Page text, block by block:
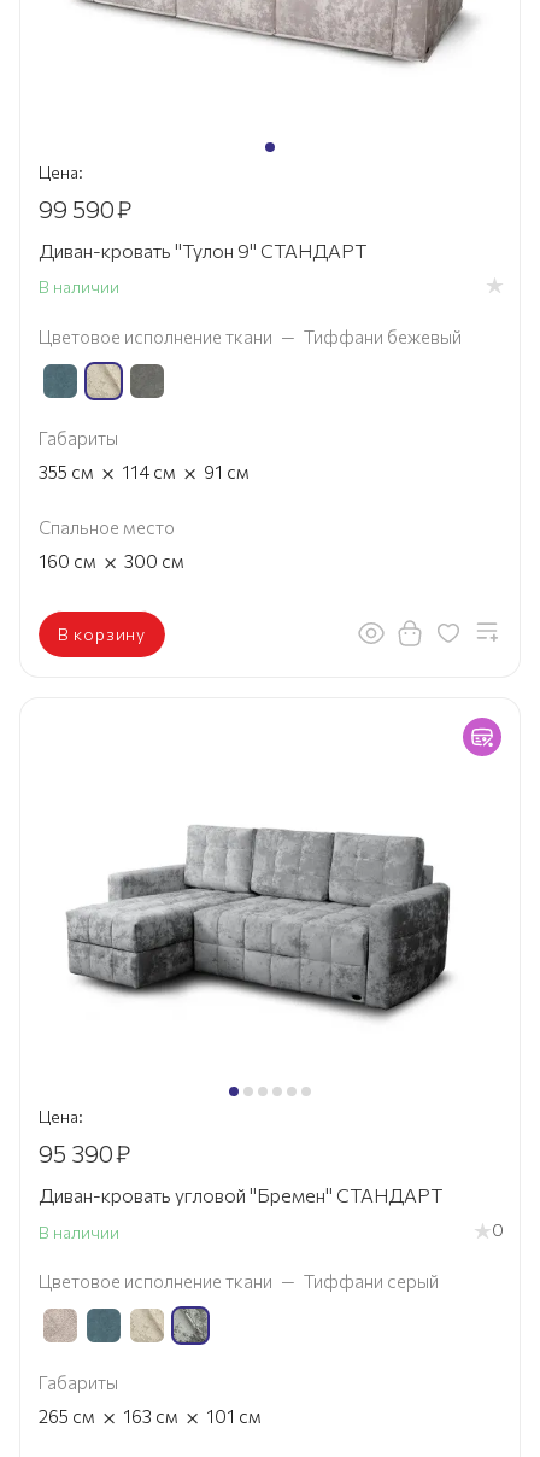
Цена:
99 590₽
Диван-кровать "Тулон 9" СТАНДАРТ
В наличии
Цветовое исполнение ткани — Тиффани бежевый
Габариты
355 см × 114 см × 91 см
Спальное место
160 см × 300 см
В корзину
Цена:
95 390₽
Диван-кровать угловой "Бремен" СТАНДАРТ
В наличии 0
Цветовое исполнение ткани — Тиффани серый
Габариты
265 см × 163 см × 101 см